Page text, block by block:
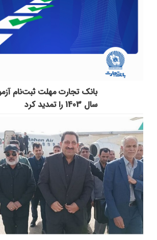
بانک تجارت مهلت ثبت‌نام
سال 1403 را تمدید کرد